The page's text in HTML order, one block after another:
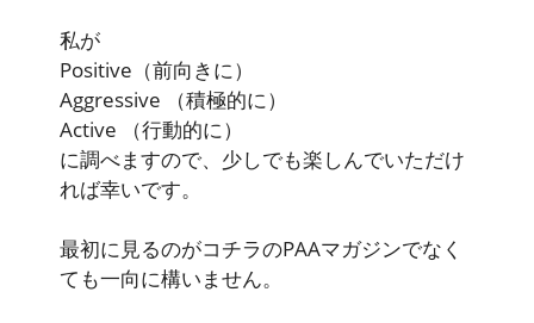
私が
Positive （前向きに）
Aggressive
（積極的に）
Active
（行動的に）
に調べますので、少しでも楽しんでいただけ
れば幸いです。
最初に見るのがコチラのPAAマガジンでなく
ても一向に構いません。